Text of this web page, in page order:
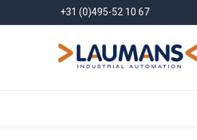
+31 (0)495-52 10 67